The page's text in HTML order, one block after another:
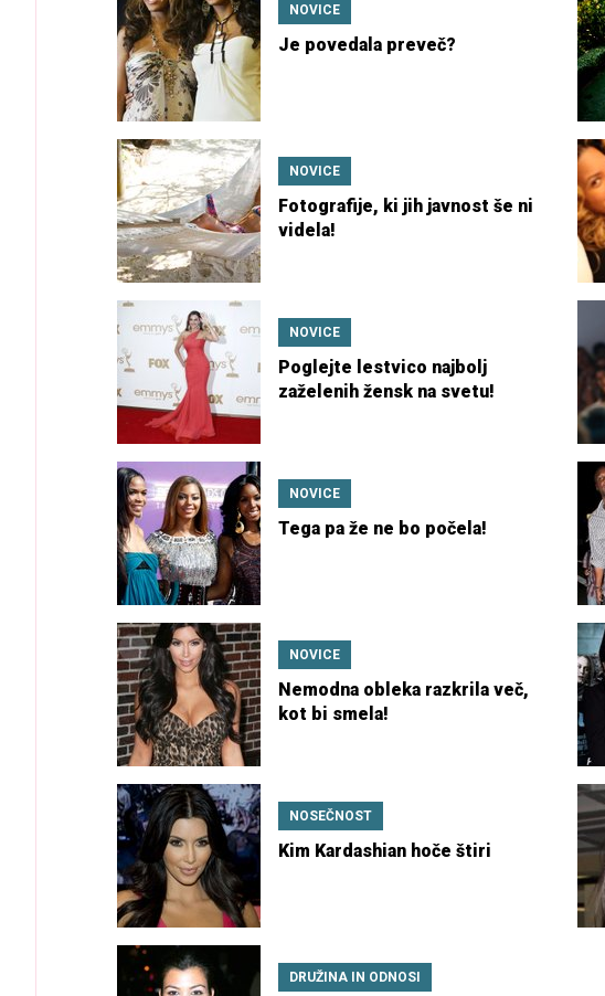
NOVICE
Je povedala preveč?
NOVICE
Fotografije, ki jih javnost še ni
videla!
NOVICE
Poglejte lestvico najbolj
zaželenih žensk na svetu!
NOVICE
Tega pa že ne bo počela!
NOVICE
Nemodna obleka razkrila več,
kot bi smela!
NOSEČNOST
Kim Kardashian hoče štiri
DRUŽINA IN ODNOSI